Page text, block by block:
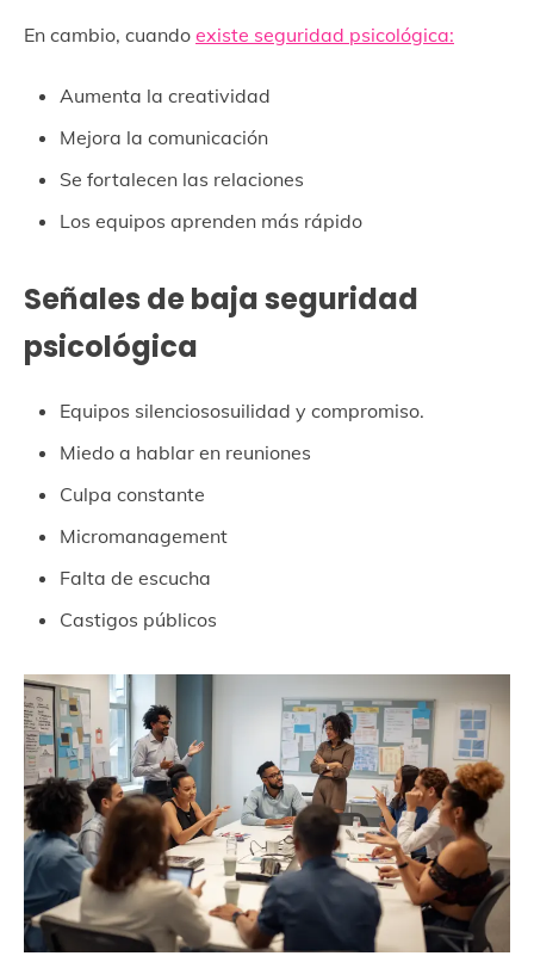
En cambio, cuando existe seguridad psicológica:
Aumenta la creatividad
Mejora la comunicación
Se fortalecen las relaciones
Los equipos aprenden más rápido
Señales de baja seguridad
psicológica
Equipos silenciososuilidad y compromiso.
Miedo a hablar en reuniones
Culpa constante
Micromanagement
Falta de escucha
Castigos públicos